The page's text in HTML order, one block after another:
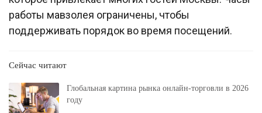
работы мавзолея ограничены, чтобы
поддерживать порядок во время посещений.
Сейчас читают
Глобальная картина рынка онлайн-торговли в 2026
году